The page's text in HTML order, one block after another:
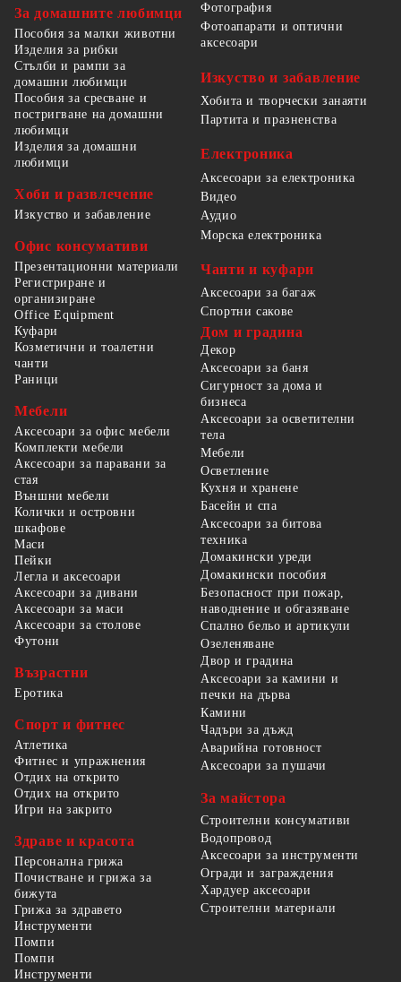
За домашните любимци
Пособия за малки животни
Изделия за рибки
Стълби и рампи за
домашни любимци
Пособия за сресване и
постригване на домашни
любимци
Изделия за домашни
любимци
Хоби и развлечение
Изкуство и забавление
Офис консумативи
Презентационни материали
Регистриране и
организиране
Office Equipment
Фотография
Фотоапарати и оптични
аксесоари
Изкуство и забавление
Хобита и творчески занаяти
Партита и празненства
Електроника
Аксесоари за електроника
Видео
Аудио
Морска електроника
Чанти и куфари
Аксесоари за багаж
Спортни сакове
Куфари
Козметични и тоалетни
чанти
Раници
Мебели
Аксесоари за офис мебели
Комплекти мебели
Аксесоари за паравани за
стая
Външни мебели
Колички и островни
шкафове
Маси
Пейки
Легла и аксесоари
Аксесоари за дивани
Аксесоари за маси
Аксесоари за столове
Футони
Възрастни
Еротика
Спорт и фитнес
Атлетика
Фитнес и упражнения
Отдих на открито
Отдих на открито
Игри на закрито
Здраве и красота
Персонална грижа
Почистване и грижа за
бижута
Грижа за здравето
Дом и градина
Декор
Аксесоари за баня
Сигурност за дома и
бизнеса
Аксесоари за осветителни
тела
Мебели
Осветление
Кухня и хранене
Басейн и спа
Аксесоари за битова
техника
Домакински уреди
Домакински пособия
Безопасност при пожар,
наводнение и обгазяване
Спално бельо и артикули
Озеленяване
Двор и градина
Аксесоари за камини и
печки на дърва
Камини
Чадъри за дъжд
Аварийна готовност
Аксесоари за пушачи
За майстора
Строителни консумативи
Водопровод
Аксесоари за инструменти
Огради и заграждения
Хардуер аксесоари
Строителни материали
Инструменти
Помпи
Помпи
Инструменти